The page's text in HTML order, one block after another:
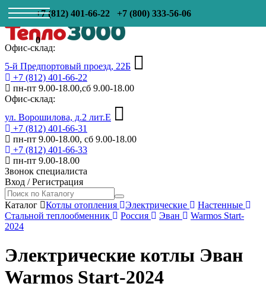
+7 (812) 401-66-22 +7 (800) 333-56-06
0
Офис-склад:
5-й Предпортовый проезд, 22Б
+7 (812) 401-66-22
пн-пт 9.00-18.00,сб 9.00-18.00
Офис-склад:
ул. Ворошилова, д.2 лит.Е
+7 (812) 401-66-31
пн-пт 9.00-18.00, сб 9.00-18.00
+7 (812) 401-66-33
пн-пт 9.00-18.00
Звонок специалиста
Вход /Регистрация
Каталог Котлы отопления Электрические
Настенные
Стальной теплообменник
Россия Эван
Warmos Start-
2024
Электрические котлы Эван
Warmos Start-2024